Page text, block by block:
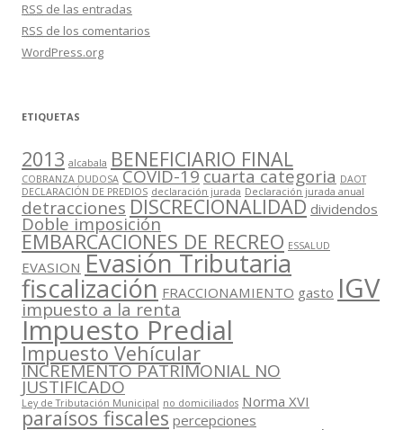
RSS de las entradas
RSS de los comentarios
WordPress.org
ETIQUETAS
2013 alcabala BENEFICIARIO FINAL
COBRANZA DUDOSA COVID-19cuarta categoria DAOT
DECLARACIÓN DE PREDIOS declaración jurada Declaración jurada anual
detracciones DISCRECIONALIDAD dividendos
Doble imposición
EMBARCACIONES DE RECREO ESSALUD
EVASION Evasión Tributaria
fiscalización FRACCIONAMIENTO gasto IGV
impuesto a la renta
Impuesto Predial
Impuesto Vehícular
INCREMENTO PATRIMONIAL NO
JUSTIFICADO
Ley de Tributación Municipal no domiciliados Norma XVI
paraísos fiscales percepciones